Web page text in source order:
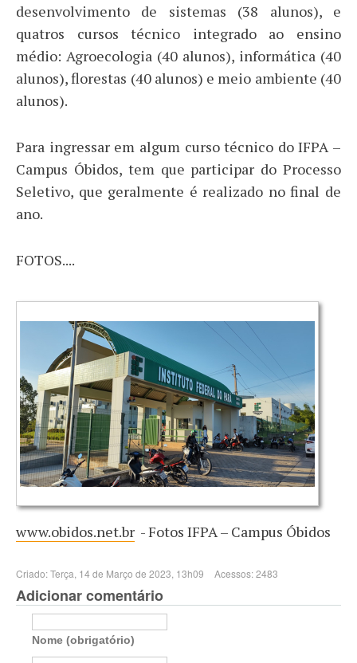
desenvolvimento de sistemas (38 alunos), e
quatros cursos técnico integrado ao ensino
médio: Agroecologia (40 alunos), informática (40
alunos), florestas (40 alunos) e meio ambiente (40
alunos).
Para ingressar em algum curso técnico do IFPA –
Campus Óbidos, tem que participar do Processo
Seletivo, que geralmente é realizado no final de
ano.
FOTOS....
www.obidos.net.br - Fotos IFPA – Campus Óbidos
Criado: Terça, 14 de Março de 2023, 13h09 Acessos: 2483
Adicionar comentário
Nome (obrigatório)